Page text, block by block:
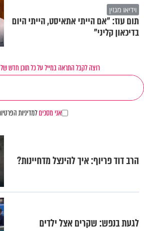
וידיאו מגזין
תום עוז: "אם הייתי אתאיסט, הייתי היום
בדיכאון קליני"
רוצה לקבל התראה במייל על כל תוכן חדש
אני מסכיםלמדיניות
הרב דוד פריוף: איך להינצל מדחיינות?
לגעת בנפש: שקרים אצל ילדים